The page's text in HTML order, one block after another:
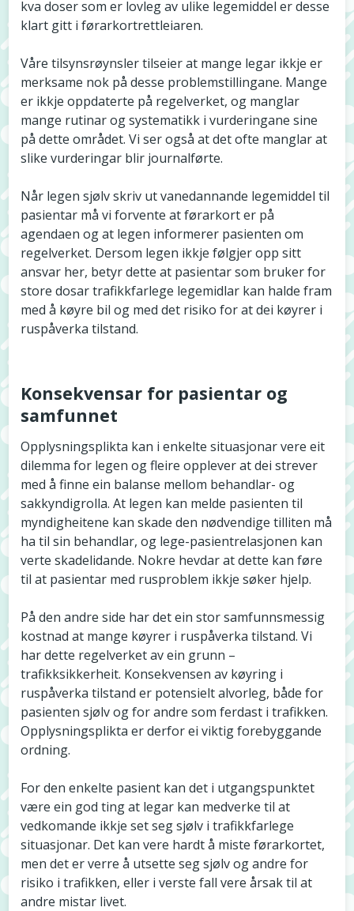
kva doser som er lovleg av ulike legemiddel er desse
klart gitt i førarkortrettleiaren.
Våre tilsynsrøynsler tilseier at mange legar ikkje er
merksame nok på desse problemstillingane. Mange
er ikkje oppdaterte på regelverket, og manglar
mange rutinar og systematikk i vurderingane sine
på dette området. Vi ser også at det ofte manglar at
slike vurderingar blir journalførte.
Når legen sjølv skriv ut vanedannande legemiddel til
pasientar må vi forvente at førarkort er på
agendaen og at legen informerer pasienten om
regelverket. Dersom legen ikkje følgjer opp sitt
ansvar her, betyr dette at pasientar som bruker for
store dosar trafikkfarlege legemidlar kan halde fram
med å køyre bil og med det risiko for at dei køyrer i
ruspåverka tilstand.
Konsekvensar for pasientar og
samfunnet
Opplysningsplikta kan i enkelte situasjonar vere eit
dilemma for legen og fleire opplever at dei strever
med å finne ein balanse mellom behandlar- og
sakkyndigrolla. At legen kan melde pasienten til
myndigheitene kan skade den nødvendige tilliten må
ha til sin behandlar, og lege-pasientrelasjonen kan
verte skadelidande. Nokre hevdar at dette kan føre
til at pasientar med rusproblem ikkje søker hjelp.
På den andre side har det ein stor samfunnsmessig
kostnad at mange køyrer i ruspåverka tilstand. Vi
har dette regelverket av ein grunn –
trafikksikkerheit. Konsekvensen av køyring i
ruspåverka tilstand er potensielt alvorleg, både for
pasienten sjølv og for andre som ferdast i trafikken.
Opplysningsplikta er derfor ei viktig forebyggande
ordning.
For den enkelte pasient kan det i utgangspunktet
være ein god ting at legar kan medverke til at
vedkomande ikkje set seg sjølv i trafikkfarlege
situasjonar. Det kan vere hardt å miste førarkortet,
men det er verre å utsette seg sjølv og andre for
risiko i trafikken, eller i verste fall vere årsak til at
andre mistar livet.